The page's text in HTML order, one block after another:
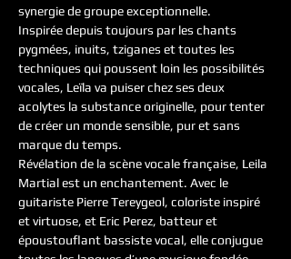
synergie de groupe exceptionnelle.
Inspirée depuis toujours par les chants
pygmées, inuits, tziganes et toutes les
techniques qui poussent loin les possibilités
vocales, Leïla va puiser chez ses deux
acolytes la substance originelle, pour tenter
de créer un monde sensible, pur et sans
marque du temps.
Révélation de la scène vocale française, Leila
Martial est un enchantement. Avec le
guitariste Pierre Tereygeol, coloriste inspiré
et virtuose, et Eric Perez, batteur et
époustouflant bassiste vocal, elle conjugue